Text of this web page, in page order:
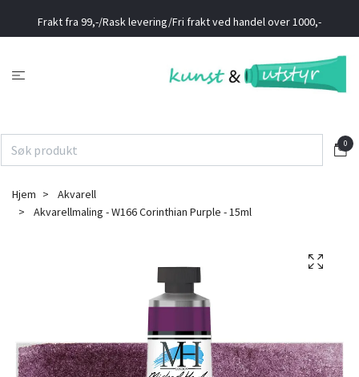
Frakt fra 99,-/Rask levering/Fri frakt ved handel over 1000,-
0
Hjem
Akvarell
Akvarellmaling - W166 Corinthian Purple - 15ml